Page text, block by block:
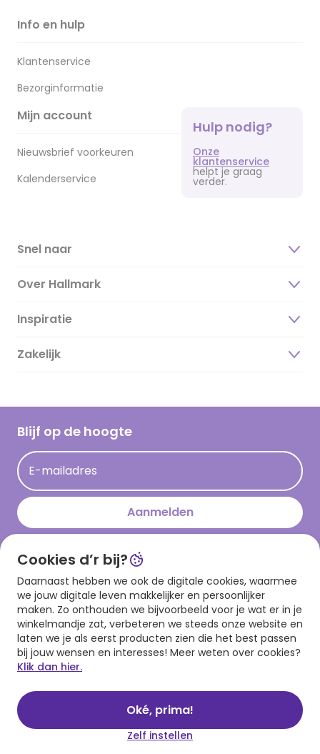
Info en hulp
Klantenservice
Bezorginformatie
Mijn account
Nieuwsbrief voorkeuren
Kalenderservice
Hulp nodig?
Onze
klantenservice
helpt je graag
verder.
Snel naar
Over Hallmark
Over ons
Duurzaamheid
Hallmark Kaartclub
Acties
Persberichten
Hallmark en Kinderpostzegels
Inspiratie
Magazine
Cadeau inspiratie
Kaartinspiratie
Zakelijk
Blijf op de hoogte
E-mailadres
Aanmelden
Download onze app
Cookies d’r bij?
Daarnaast hebben we ook de digitale cookies, waarmee
we jouw digitale leven makkelijker en persoonlijker
maken. Zo onthouden we bijvoorbeeld voor je wat er in je
winkelmandje zat, verbeteren we steeds onze website en
laten we je als eerst producten zien die het best passen
bij jouw wensen en interesses! Meer weten over cookies?
Klik dan hier.
Oké, prima!
Zelf instellen